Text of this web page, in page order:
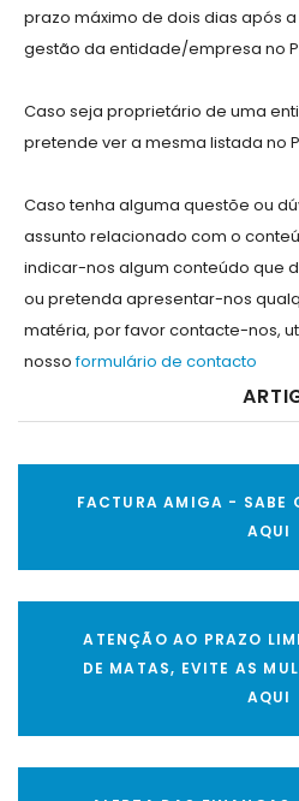
prazo máximo de dois dias após
gestão da entidade/empresa no
Caso seja proprietário de uma
pretende ver a mesma listada no
Caso tenha alguma questõe ou
assunto relacionado com o
indicar-nos algum conteúdo que
ou pretenda apresentar-nos
matéria, por favor contacte-nos,
nossoformulário de contacto
FACTURA AMIGA - SABE
AQUI
ATENÇÃO AO PRAZO
DE MATAS, EVITE AS
AQUI